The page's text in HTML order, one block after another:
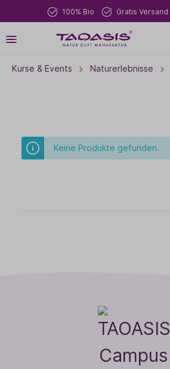
100% Bio Gratis
Kurse & Events Naturerlebnisse
Keine Produkte gefunden.